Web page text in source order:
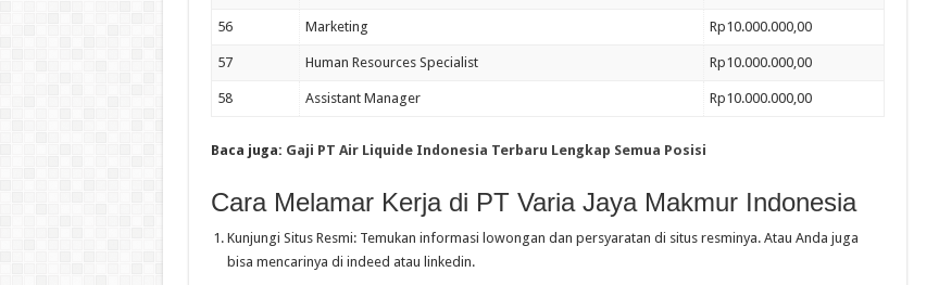
56 Marketing Rp10.000.000,00
57 Human Resources Specialist Rp10.000.000,00
58 Assistant Manager Rp10.000.000,00
Baca juga: Gaji PT Air Liquide Indonesia Terbaru Lengkap Semua Posisi
Cara Melamar Kerja di PT Varia Jaya Makmur Indonesia
Kunjungi Situs Resmi: Temukan informasi lowongan dan persyaratan di situs resminya. Atau Anda juga
bisa mencarinya di indeed atau linkedin.